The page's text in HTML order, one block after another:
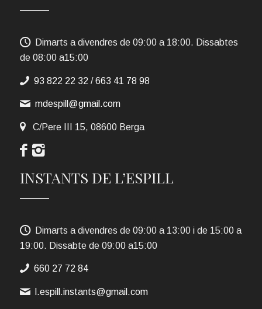
Dimarts a divendres de 09:00 a 18:00. Dissabtes
de 08:00 a15:00
93 822 22 32 /663 41 78 98
mdespill@gmail.com
C/Pere III 15, 08600 Berga
INSTANTS DE L’ESPILL
Dimarts a divendres de 09:00 a 13:00 i de 15:00 a
19:00. Dissabte de 09:00 a15:00
660 27 72 84
l.espill.instants@gmail.com